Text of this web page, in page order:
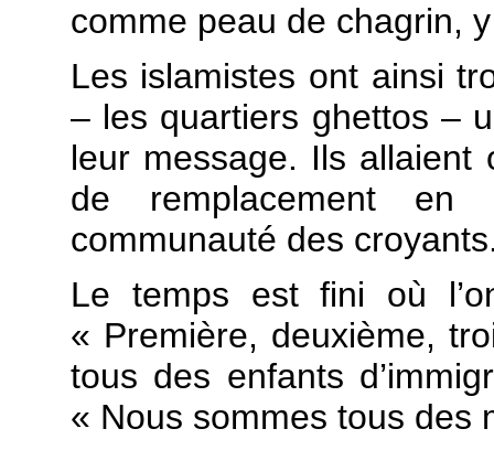
comme peau de chagrin,
Les islamistes ont ainsi
– les quartiers ghettos –
leur message. Ils allaient
de remplacement
communauté des
Le temps est fini où
« Première, deuxième,
tous des enfants
« Nous sommes tous des